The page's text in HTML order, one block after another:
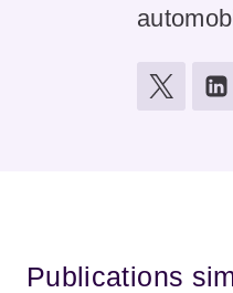
Publications